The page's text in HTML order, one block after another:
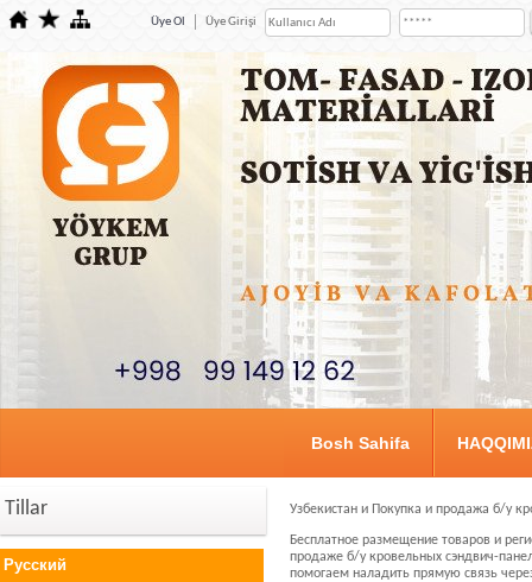
Üye Ol Üye Girişi
Bosh Sahifa
Tillar
Русский
Узбекистан и Покупка и продажа б/у
Бесплатное размещение товаров и
продаже б/у кровельных сэндвич-
помогаем наладить прямую связь